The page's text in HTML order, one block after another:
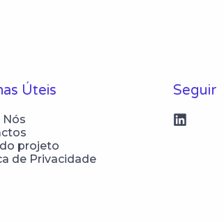
Úteis
Nós
projeto
de Privacidade
Seguir